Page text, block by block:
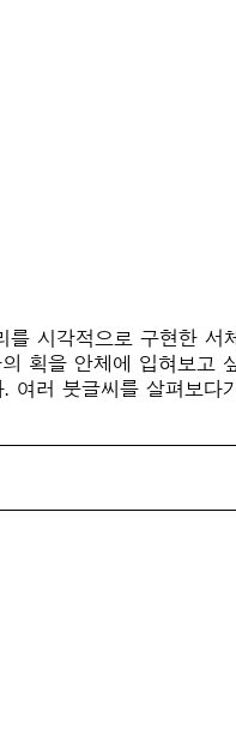
시각적으로 구현한 서
획을 안체에 입혀보고
러 붓글씨를 살펴보